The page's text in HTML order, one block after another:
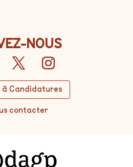
NOUS
à Candidatures
contacter